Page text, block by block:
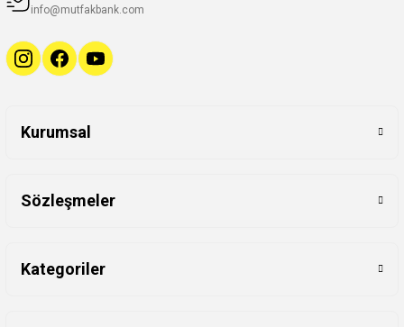
info@mutfakbank.com
Kurumsal
Sözleşmeler
Kategoriler